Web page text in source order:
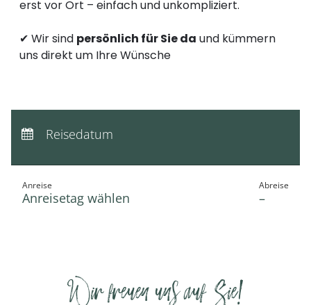
----
erst vor Ort – einfach und unkompliziert.
✔ Wir sind persönlich für Sie da und kümmern
uns direkt um Ihre Wünsche
Wir freuen uns auf Sie!